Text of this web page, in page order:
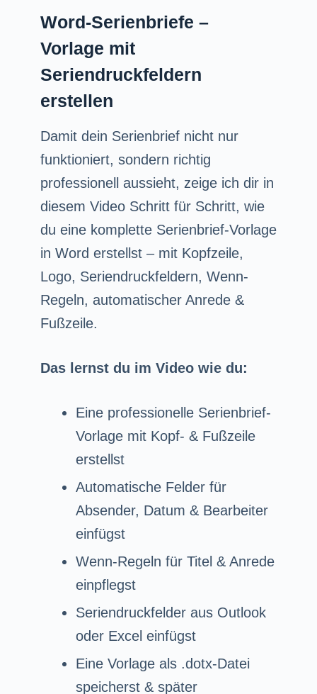
Word-Serienbriefe –
Vorlage mit
Seriendruckfeldern
erstellen
Damit dein Serienbrief nicht nur
funktioniert, sondern richtig
professionell aussieht, zeige ich dir in
diesem Video Schritt für Schritt, wie
du eine komplette Serienbrief-Vorlage
in Word erstellst – mit Kopfzeile,
Logo, Seriendruckfeldern, Wenn-
Regeln, automatischer Anrede &
Fußzeile.
Das lernst du im Video wie du:
Eine professionelle Serienbrief-
Vorlage mit Kopf- & Fußzeile
erstellst
Automatische Felder für
Absender, Datum & Bearbeiter
einfügst
Wenn-Regeln für Titel & Anrede
einpflegst
Seriendruckfelder aus Outlook
oder Excel einfügst
Eine Vorlage als .dotx-Datei
speicherst & später